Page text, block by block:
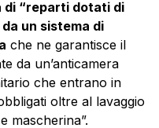
“reparti dotati di
un sistema di
che ne garantisce il
da un’anticamera
che entrano in
oltre al lavaggio
mascherina”.